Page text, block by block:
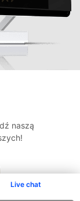
Live chat
naszą